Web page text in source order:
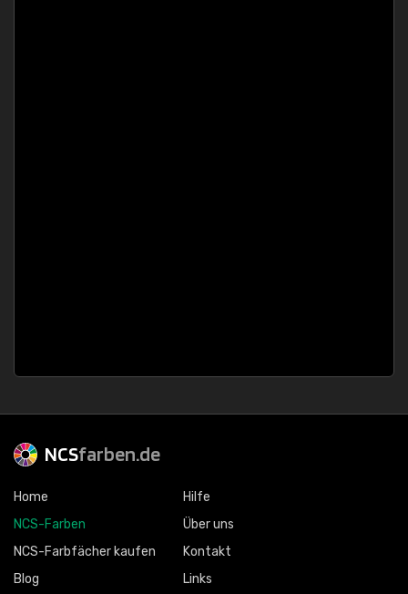
NCSfarben.de
Home
NCS-Farben
NCS-Farbfächer kaufen
Blog
Hilfe
Über uns
Kontakt
Links